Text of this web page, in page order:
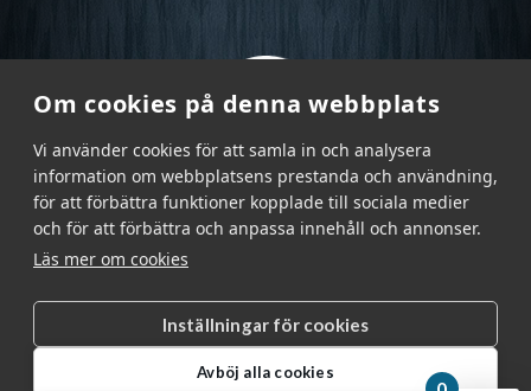
Om cookies på denna webbplats
Vi använder cookies för att samla in och analysera
information om webbplatsens prestanda och användning,
för att förbättra funktioner kopplade till sociala medier
och för att förbättra och anpassa innehåll och annonser.
Läs mer om cookies
Inställningar för cookies
Avböj alla cookies
Garnr Sverige AB © 2026 |
info@garnr.se
| 031 - 92 94 92